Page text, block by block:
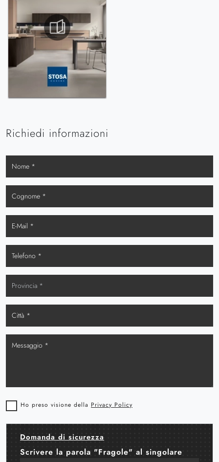
Richiedi informazioni
Ho preso visione della Privacy Policy
Domanda di sicurezza
Scrivere la parola "Fragole" al singolare